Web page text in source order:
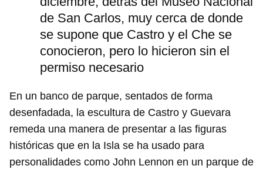
de San Carlos, muy cerca de donde
se supone que Castro y el Che se
conocieron, pero lo hicieron sin el
permiso necesario
En un banco de parque, sentados de forma
desenfadada, la escultura de Castro y Guevara
remeda una manera de presentar a las figuras
históricas que en la Isla se ha usado para
personalidades como John Lennon en un parque de